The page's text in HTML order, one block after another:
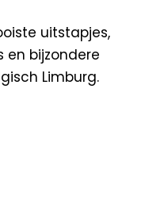
uitstapjes,
en bijzondere
Limburg.